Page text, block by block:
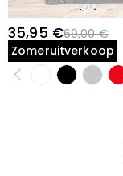
35,95 €69,00 €
Zomeruitverkoop